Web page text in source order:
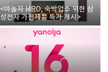
<야놀자 MRO, 숙박업소 위한 삼
성전자 가전제품 특가 개시>